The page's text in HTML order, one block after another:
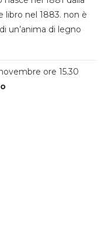
libro nel 1883. non è
un’anima di legno
ore 15.30